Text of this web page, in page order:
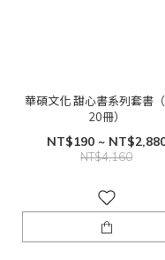
華碩文化 甜心書系列套書
20冊）
NT$190 ~
NT$4,160